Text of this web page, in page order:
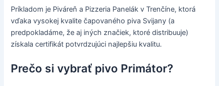
Príkladom je Piváreň a Pizzeria Panelák v Trenčíne, ktorá
vďaka vysokej kvalite čapovaného piva Svijany (a
predpokladáme, že aj iných značiek, ktoré distribuuje)
získala certifikát potvrdzujúci najlepšiu kvalitu.
Prečo si vybrať pivo Primátor?